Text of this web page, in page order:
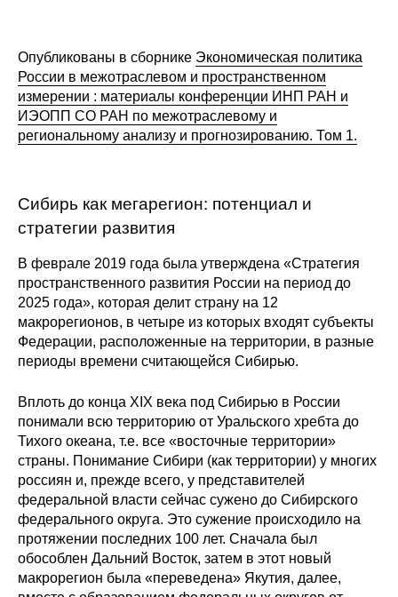
Информация для авторов
Общие требования
Стандарты оформления
Энергетический семинар
Российско-французский семинар
ЦДУ
Отрасли и регионы
Inforum
Ученый совет
Материалы
О совете
Регулярные прогнозы
Опубликованы в сборнике Экономическая политика
России в межотраслевом и пространственном
измерении : материалы конференции ИНП РАН и
ИЭОПП СО РАН по межотраслевому и
региональному анализу и прогнозированию. Том 1.
Сибирь как мегарегион: потенциал и
стратегии развития
В феврале 2019 года была утверждена «Стратегия
пространственного развития России на период до
2025 года», которая делит страну на 12
макрорегионов, в четыре из которых входят субъекты
Федерации, расположенные на территории, в разные
периоды времени считающейся Сибирью.
Вплоть до конца XIX века под Сибирью в России
понимали всю территорию от Уральского хребта до
Тихого океана, т.е. все «восточные территории»
страны. Понимание Сибири (как территории) у многих
россиян и, прежде всего, у представителей
федеральной власти сейчас сужено до Сибирского
федерального округа. Это сужение происходило на
протяжении последних 100 лет. Сначала был
обособлен Дальний Восток, затем в этот новый
макрорегион была «переведена» Якутия, далее,